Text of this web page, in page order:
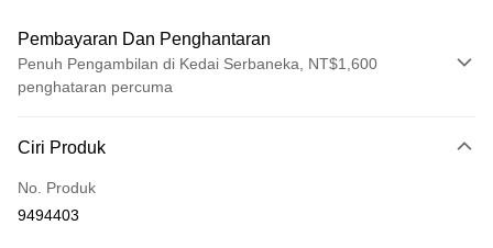
Pembayaran Dan Penghantaran
Penuh Pengambilan di Kedai Serbaneka, NT$1,600
penghataran percuma
Kad Kredit (Bayaran Penuh)
Pengambilan di Kedai Serbaneka
Ciri Produk
No. Produk
9494403